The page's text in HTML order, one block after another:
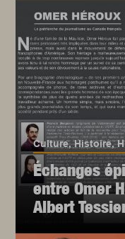
Culture,Histoire,
Échanges
entre Omer
Albert